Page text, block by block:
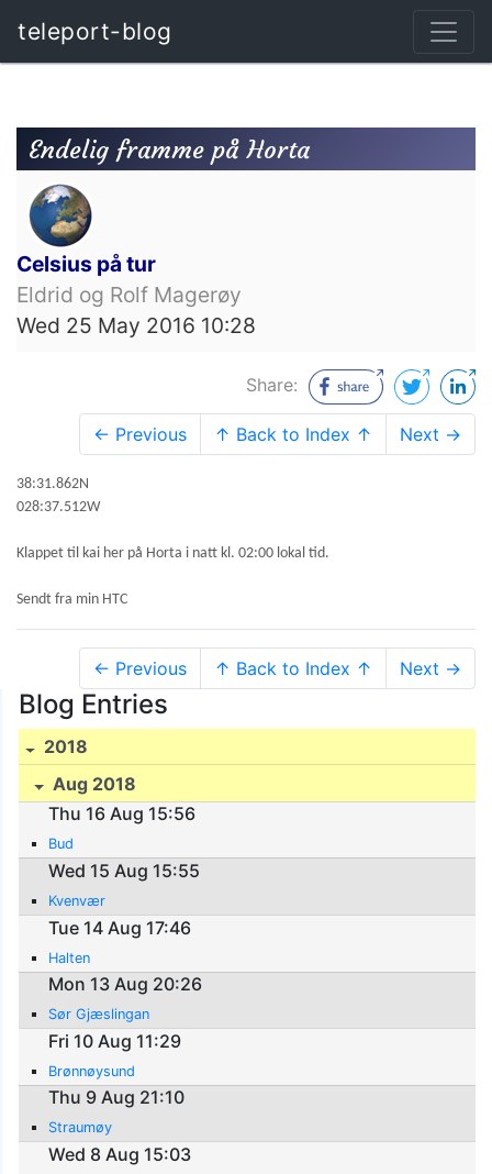
teleport-blog
Endelig framme på Horta
Celsius på tur
Eldrid og Rolf Magerøy
Wed 25 May 2016 10:28
Share:
← Previous ↑ Back to Index ↑ Next →
38:31.862N
028:37.512W
Klappet til kai her på Horta i natt kl. 02:00 lokal tid.
Sendt fra min HTC
← Previous ↑ Back to Index ↑ Next →
Blog Entries
2018
Aug 2018
Thu 16 Aug 15:56
Bud
Wed 15 Aug 15:55
Kvenvær
Tue 14 Aug 17:46
Halten
Mon 13 Aug 20:26
Sør Gjæslingan
Fri 10 Aug 11:29
Brønnøysund
Thu 9 Aug 21:10
Straumøy
Wed 8 Aug 15:03